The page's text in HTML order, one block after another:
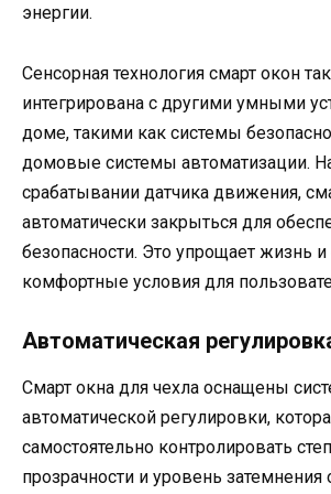
энергии.
Сенсорная технология смарт окон
интегрирована с другими умными
доме, такими как системы
домовые системы автоматизации.
срабатывании датчика движения,
автоматически закрыться для
безопасности. Это упрощает жизнь и
комфортные условия для
Автоматическая
Смарт окна для чехла оснащены
автоматической регулировки,
самостоятельно контролировать
прозрачности и уровень затемнения